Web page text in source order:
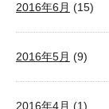
2016年6月 (15)
2016年5月 (9)
2016年4月 (1)